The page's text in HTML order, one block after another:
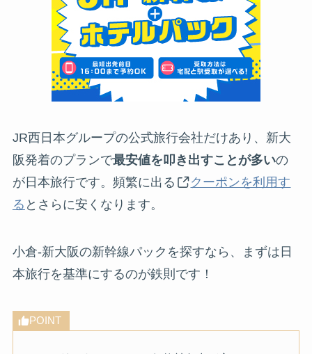
JR西日本グループの公式旅行会社だけあり、新大
阪発着のプランで最安値を叩き出すことが多いの
が日本旅行です。頻繁に出る
クーポンを利用す
る とさらに安くなります。
小倉-新大阪の新幹線パックを探すなら、まずは日
本旅行を基準にするのが鉄則です！
POINT